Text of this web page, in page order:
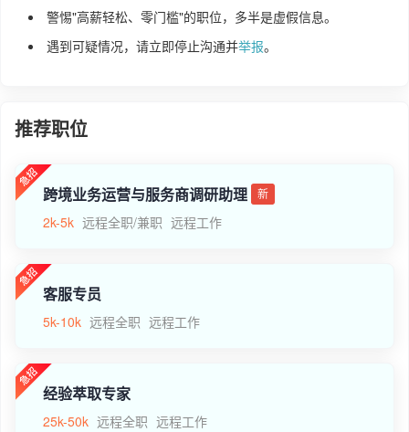
警惕"高薪轻松、零门槛"的职位，多半是虚假信息。
遇到可疑情况，请立即停止沟通并举报。
推荐职位
跨境业务运营与服务商调研助理 新
2k-5k 远程全职/兼职 远程工作
客服专员
5k-10k 远程全职 远程工作
经验萃取专家
25k-50k 远程全职 远程工作